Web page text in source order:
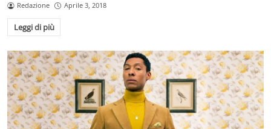
Redazione Aprile 3, 2018
Leggi di più